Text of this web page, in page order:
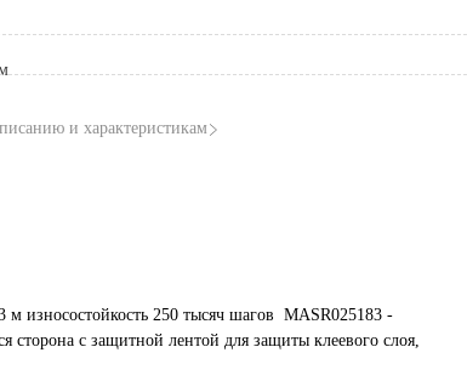
и характеристикам
износостойкость 250 тысяч шагов MASR025183 -
с защитной лентой для защиты клеевого слоя,